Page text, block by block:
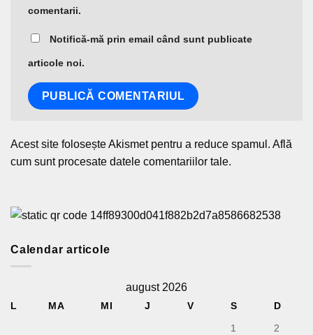
comentarii.
Notifică-mă prin email când sunt publicate
articole noi.
Acest site folosește Akismet pentru a reduce spamul. Află
cum sunt procesate datele comentariilor tale.
Calendar articole
august 2026
L MA MI J V S
D
1
2